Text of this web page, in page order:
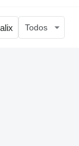
Todos